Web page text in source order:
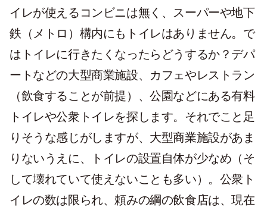
イレが使えるコンビニは無く、スーパーや地下
鉄（メトロ）構内にもトイレはありません。で
はトイレに行きたくなったらどうするか？デパ
ートなどの大型商業施設、カフェやレストラン
（飲食することが前提）、公園などにある有料
トイレや公衆トイレを探します。それでこと足
りそうな感じがしますが、大型商業施設があま
りないうえに、トイレの設置自体が少なめ（そ
して壊れていて使えないことも多い）。公衆ト
イレの数は限られ、頼みの綱の飲食店は、現在